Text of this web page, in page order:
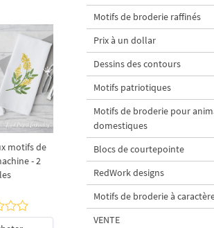
motifs de
- 2
Motifs de broderie raffinés
Prix à un dollar
Dessins des contours
Motifs patriotiques
Motifs de broderie pour
domestiques
Blocs de courtepointe
RedWork designs
Motifs de broderie à
VENTE